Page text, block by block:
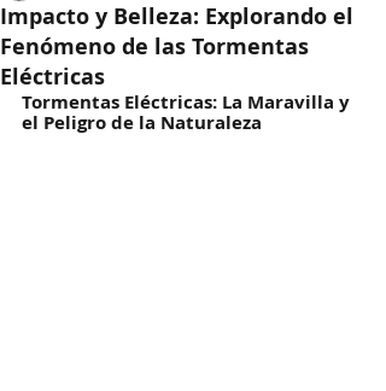
Impacto y Belleza: Explorando el
Fenómeno de las Tormentas
Eléctricas
Tormentas Eléctricas: La Maravilla y
el Peligro de la Naturaleza